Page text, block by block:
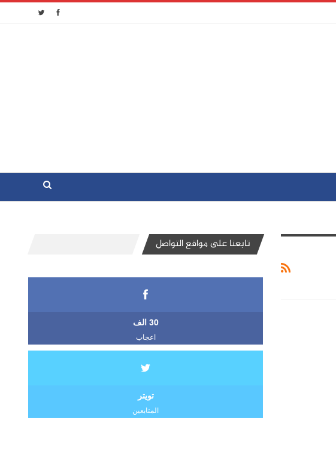
تابعنا على مواقع التواصل
30 الف
اعجاب
تويتر
المتابعين